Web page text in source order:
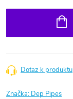
Dotaz k produktu
Značka: Dep Pipes